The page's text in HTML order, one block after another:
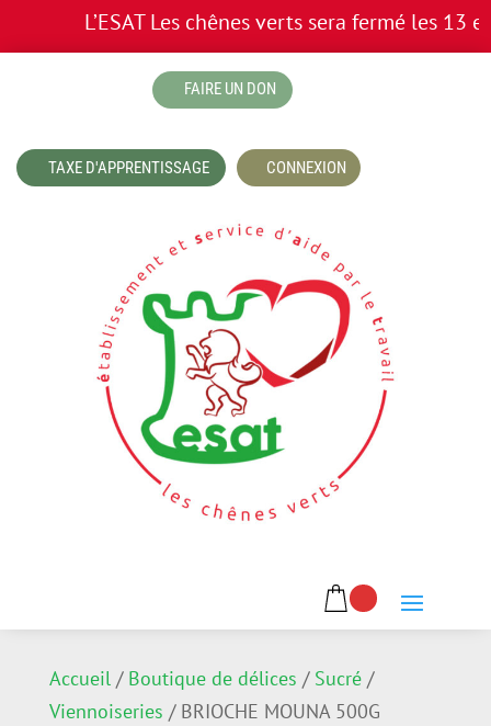
L’ESAT Les chênes verts sera fermé les 13
FAIRE UN DON
TAXE D'APPRENTISSAGE CONNEXION
Accueil/ Boutique de délices / Sucré/
Viennoiseries / BRIOCHE MOUNA 500G